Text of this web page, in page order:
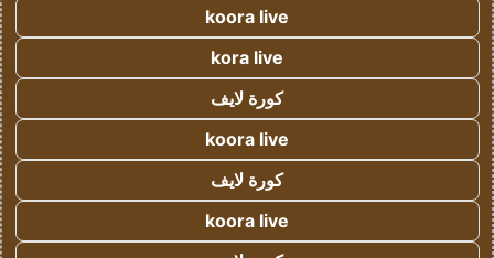
koora live
kora live
كورة لايف
koora live
كورة لايف
koora live